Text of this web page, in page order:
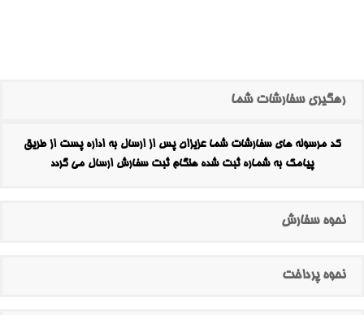
رهگیری سفارشات شما
کد مرسوله های سفارشات شما عزیزان پس از ارسال به اداره پست از طریق
پیامک به شماره ثبت شده هنگام ثبت سفارش ارسال می گردد
نحوه سفارش
نحوه پرداخت